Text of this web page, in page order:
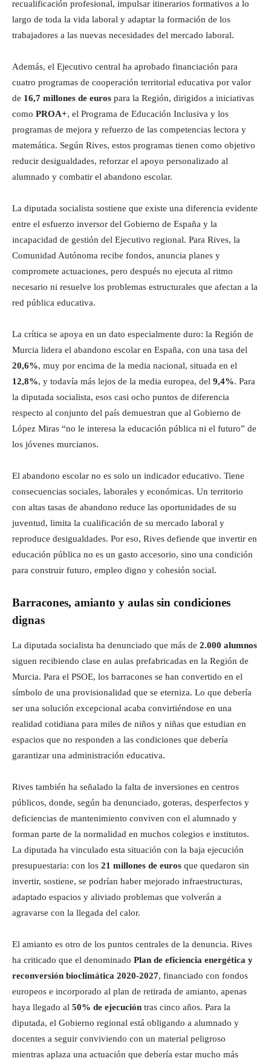
recualificación profesional, impulsar itinerarios formativos a lo
largo de toda la vida laboral y adaptar la formación de los
trabajadores a las nuevas necesidades del mercado laboral.
Además, el Ejecutivo central ha aprobado financiación para
cuatro programas de cooperación territorial educativa por valor
de 16,7 millones de euros para la Región, dirigidos a iniciativas
como PROA+, el Programa de Educación Inclusiva y los
programas de mejora y refuerzo de las competencias lectora y
matemática. Según Rives, estos programas tienen como objetivo
reducir desigualdades, reforzar el apoyo personalizado al
alumnado y combatir el abandono escolar.
La diputada socialista sostiene que existe una diferencia evidente
entre el esfuerzo inversor del Gobierno de España y la
incapacidad de gestión del Ejecutivo regional. Para Rives, la
Comunidad Autónoma recibe fondos, anuncia planes y
compromete actuaciones, pero después no ejecuta al ritmo
necesario ni resuelve los problemas estructurales que afectan a la
red pública educativa.
La crítica se apoya en un dato especialmente duro: la Región de
Murcia lidera el abandono escolar en España, con una tasa del
20,6%, muy por encima de la media nacional, situada en el
12,8%, y todavía más lejos de la media europea, del 9,4%. Para
la diputada socialista, esos casi ocho puntos de diferencia
respecto al conjunto del país demuestran que al Gobierno de
López Miras “no le interesa la educación pública ni el futuro” de
los jóvenes murcianos.
El abandono escolar no es solo un indicador educativo. Tiene
consecuencias sociales, laborales y económicas. Un territorio
con altas tasas de abandono reduce las oportunidades de su
juventud, limita la cualificación de su mercado laboral y
reproduce desigualdades. Por eso, Rives defiende que invertir en
educación pública no es un gasto accesorio, sino una condición
para construir futuro, empleo digno y cohesión social.
Barracones, amianto y aulas sin condiciones
dignas
La diputada socialista ha denunciado que más de 2.000 alumnos
siguen recibiendo clase en aulas prefabricadas en la Región de
Murcia. Para el PSOE, los barracones se han convertido en el
símbolo de una provisionalidad que se eterniza. Lo que debería
ser una solución excepcional acaba convirtiéndose en una
realidad cotidiana para miles de niños y niñas que estudian en
espacios que no responden a las condiciones que debería
garantizar una administración educativa.
Rives también ha señalado la falta de inversiones en centros
públicos, donde, según ha denunciado, goteras, desperfectos y
deficiencias de mantenimiento conviven con el alumnado y
forman parte de la normalidad en muchos colegios e institutos.
La diputada ha vinculado esta situación con la baja ejecución
presupuestaria: con los 21 millones de euros que quedaron sin
invertir, sostiene, se podrían haber mejorado infraestructuras,
adaptado espacios y aliviado problemas que volverán a
agravarse con la llegada del calor.
El amianto es otro de los puntos centrales de la denuncia. Rives
ha criticado que el denominado Plan de eficiencia energética y
reconversión bioclimática 2020-2027, financiado con fondos
europeos e incorporado al plan de retirada de amianto, apenas
haya llegado al 50% de ejecución tras cinco años. Para la
diputada, el Gobierno regional está obligando a alumnado y
docentes a seguir conviviendo con un material peligroso
mientras aplaza una actuación que debería estar mucho más